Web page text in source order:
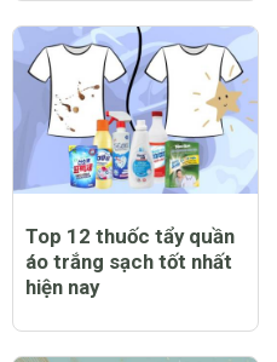
Top 12 thuốc tẩy quần
áo trắng sạch tốt nhất
hiện nay